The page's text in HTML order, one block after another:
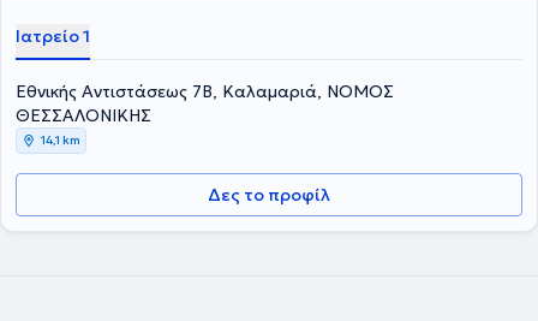
Ιατρείο 1
Εθνικής Αντιστάσεως 7Β, Καλαμαριά, ΝΟΜΟΣ
ΘΕΣΣΑΛΟΝΙΚΗΣ
14,1 km
Δες το προφίλ